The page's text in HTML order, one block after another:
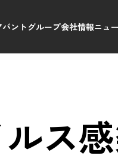
バントグループ会社情報ニュ
ス